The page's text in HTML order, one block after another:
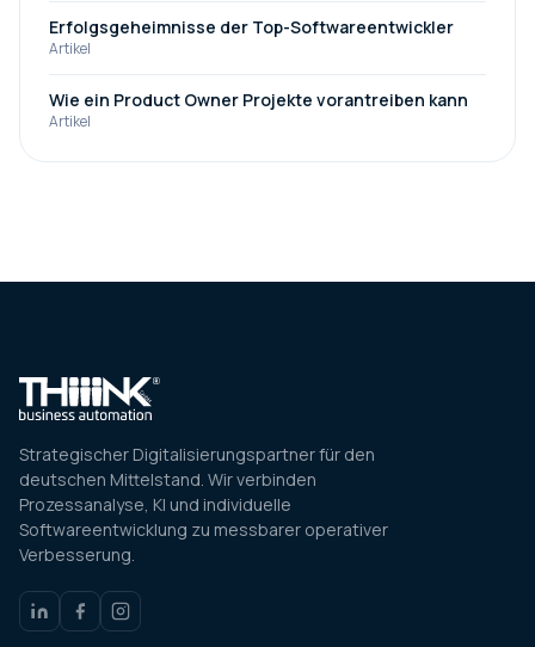
Erfolgsgeheimnisse der Top-Softwareentwickler
Artikel
Wie ein Product Owner Projekte vorantreiben kann
Artikel
Strategischer Digitalisierungspartner für den
deutschen Mittelstand. Wir verbinden
Prozessanalyse, KI und individuelle
Softwareentwicklung zu messbarer operativer
Verbesserung.